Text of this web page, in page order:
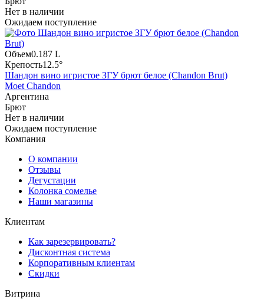
Нет в наличии
Ожидаем поступление
Объем0.187 L
Крепость12.5°
Шандон вино игристое ЗГУ брют белое (Chandon Brut)
Moet Chandon
Аргентина
Брют
Нет в наличии
Ожидаем поступление
Компания
О компании
Отзывы
Дегустации
Колонка сомелье
Наши магазины
Клиентам
Как зарезервировать?
Дисконтная система
Корпоративным клиентам
Скидки
Витрина